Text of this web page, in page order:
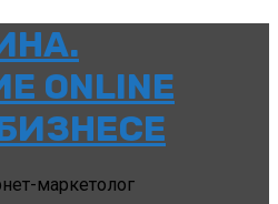
ONLINE
маркетолог